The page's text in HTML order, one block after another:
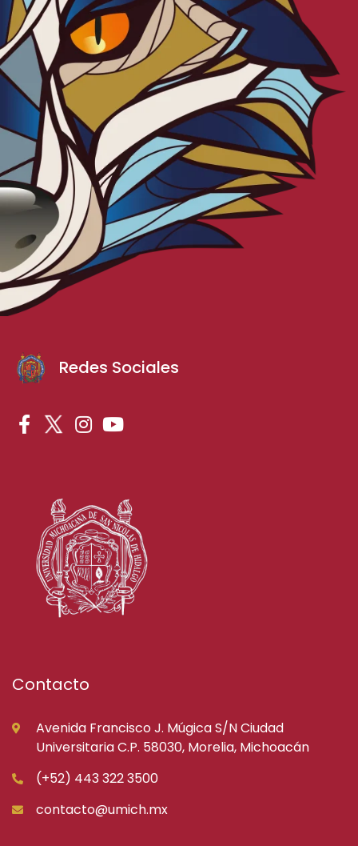
Redes Sociales
Contacto
Avenida Francisco J. Múgica S/N Ciudad
Universitaria C.P. 58030, Morelia, Michoacán
(+52) 443 322 3500
contacto@umich.mx